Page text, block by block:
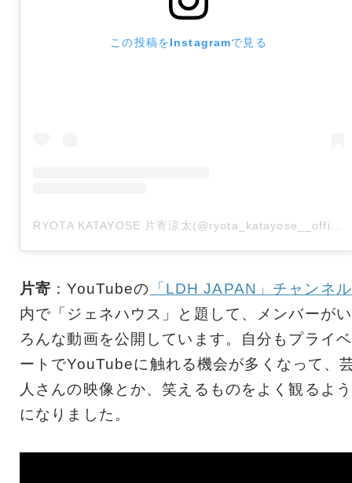
この投稿をInstagramで見る
片寄 ：YouTubeの 「LDH JAPAN」チャンネル
内で「ジェネハウス」と題して、メンバーがい
ろんな動画を公開しています。自分もプライベ
ートでYouTubeに触れる機会が多くなって、
人さんの映像とか、笑えるものをよく観るよう
になりました。